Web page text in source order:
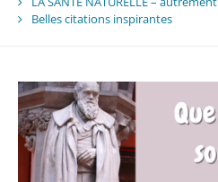
Belles citations inspirantes